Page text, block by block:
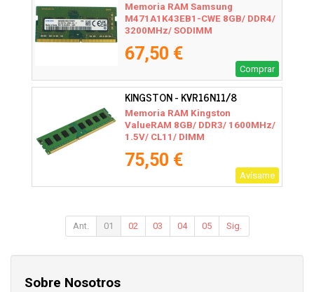
Memoria RAM Samsung
M471A1K43EB1-CWE 8GB/ DDR4/
3200MHz/ SODIMM
67,50 €
Comprar
KINGSTON - KVR16N11/8
Memoria RAM Kingston
ValueRAM 8GB/ DDR3/ 1600MHz/
1.5V/ CL11/ DIMM
75,50 €
Avísame
Ant. 01 02 03 04 05 Sig.
Sobre Nosotros